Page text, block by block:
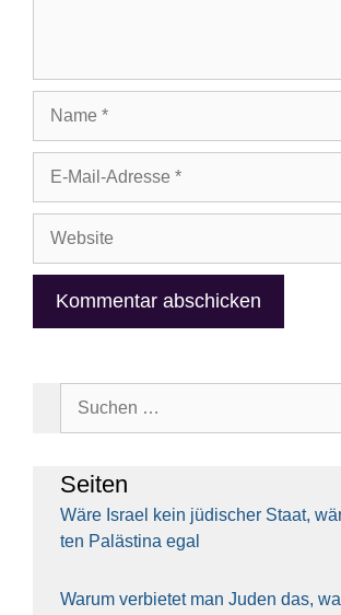
Adresse
Sei­ten
Wäre Isra­el kein jüdi­scher Staat,
ten Paläs­ti­na egal
War­um ver­bie­tet man Juden das,